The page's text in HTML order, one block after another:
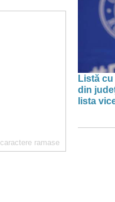
caractere ramase
Listă
din
lista